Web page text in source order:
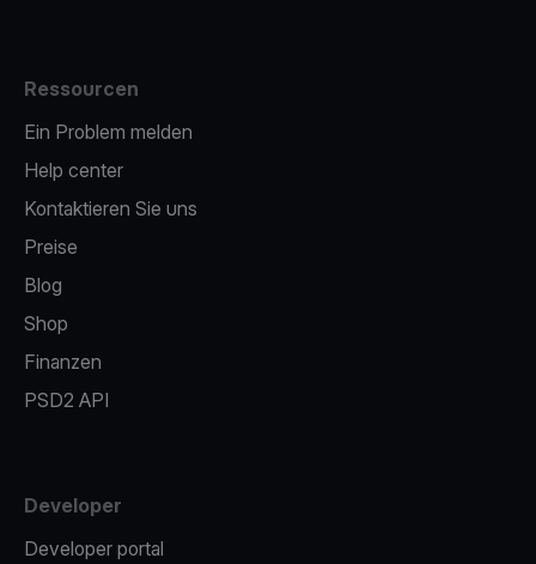
Ressourcen
Ein Problem melden
Help center
Kontaktieren Sie uns
Preise
Blog
Shop
Finanzen
PSD2 API
Developer
Developer portal